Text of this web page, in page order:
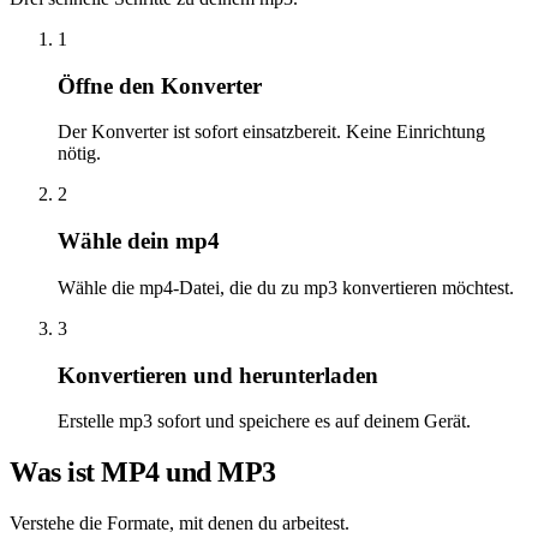
1
Öffne den Konverter
Der Konverter ist sofort einsatzbereit. Keine Einrichtung
nötig.
2
Wähle dein mp4
Wähle die mp4-Datei, die du zu mp3 konvertieren möchtest.
3
Konvertieren und herunterladen
Erstelle mp3 sofort und speichere es auf deinem Gerät.
Was ist MP4 und MP3
Verstehe die Formate, mit denen du arbeitest.